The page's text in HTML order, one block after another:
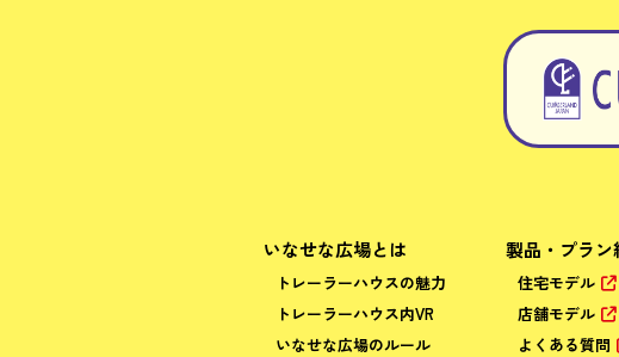
いなせな広場とは
トレーラーハウスの魅力
トレーラーハウス内VR
いなせな広場のルール
製品・プラン
住宅モデル
店舗モデル
よくある質問